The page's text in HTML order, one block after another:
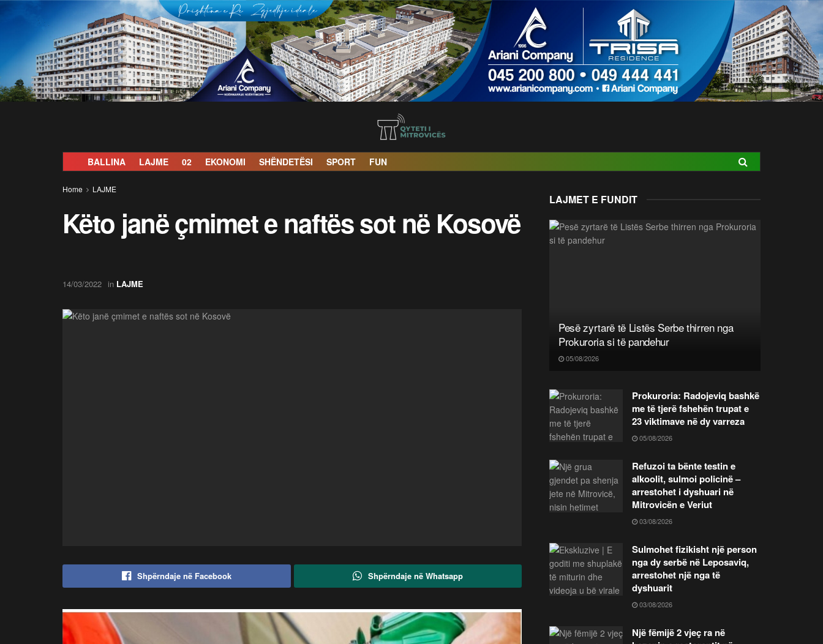
BALLINA LAJME 02 EKONOMI SHËNDETËSI SPORT FUN
Home LAJME
Këto janë çmimet e naftës sot në Kosovë
14/03/2022 in LAJME
Shpërndaje në Facebook Shpërndaje në Whatsapp
LAJMET E FUNDIT
Pesë zyrtarë të Listës Serbe thirren nga
Prokuroria si të pandehur
05/08/2026
Prokuroria: Radojeviq bashkë
me të tjerë fshehën trupat e
23 viktimave në dy varreza
05/08/2026
Refuzoi ta bënte testin e
alkoolit, sulmoi policinë –
arrestohet i dyshuari në
Mitrovicën e Veriut
03/08/2026
Sulmohet fizikisht një person
nga dy serbë në Leposaviq,
arrestohet një nga të
dyshuarit
03/08/2026
Një fëmijë 2 vjeç ra në